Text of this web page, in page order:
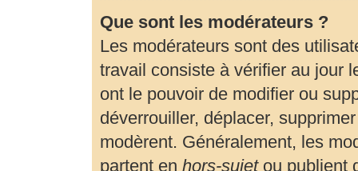
Que sont les modérateurs ?
Les modérateurs sont des
travail consiste à vérifier au jour
ont le pouvoir de modifier ou
déverrouiller, déplacer,
modèrent. Généralement, les
partent en hors-sujetou publient